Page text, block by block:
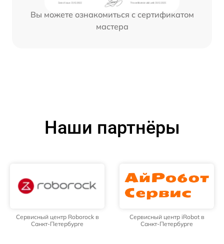
Вы можете ознакомиться с сертификатом
мастера
Наши партнёры
Сервисный центр Roborock в
Санкт-Петербурге
Сервисный центр iRobot в
Санкт-Петербурге